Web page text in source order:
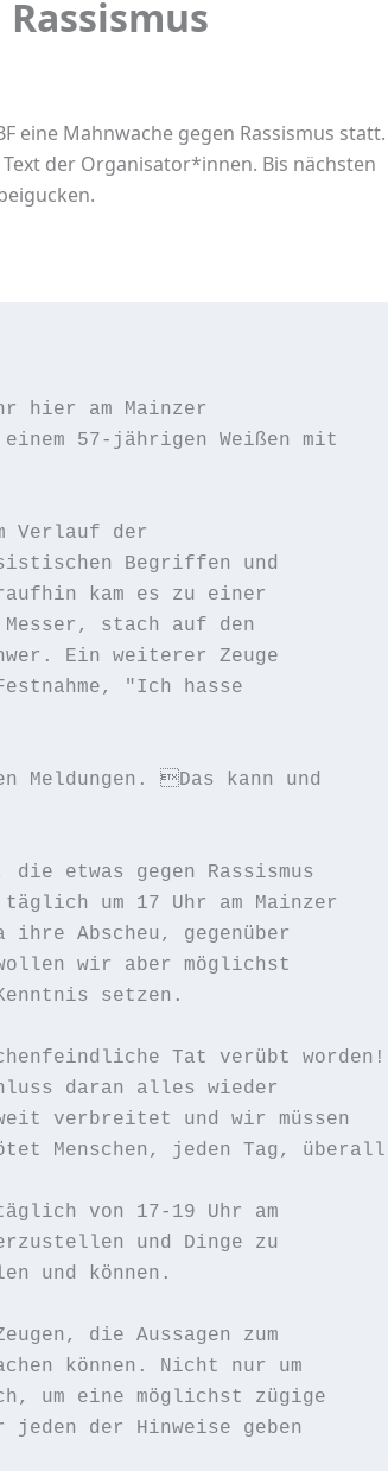
eine Mahnwache gegen Rassismus statt.
der Organisator*innen. Bis nächsten
hier am Mainzer
57-jährigen Weißen mit
Verlauf der
Begriffen und
kam es zu einer
stach auf den
Ein weiterer Zeuge
"Ich hasse
Meldungen. Das kann und
etwas gegen Rassismus
um 17 Uhr am Mainzer
Abscheu, gegenüber
wir aber möglichst
setzen.
Tat verübt worden!
daran alles wieder
verbreitet und wir müssen
Menschen, jeden Tag, überall.
von 17-19 Uhr am
und Dinge zu
und können.
die Aussagen zum
können. Nicht nur um
um eine möglichst zügige
der Hinweise geben